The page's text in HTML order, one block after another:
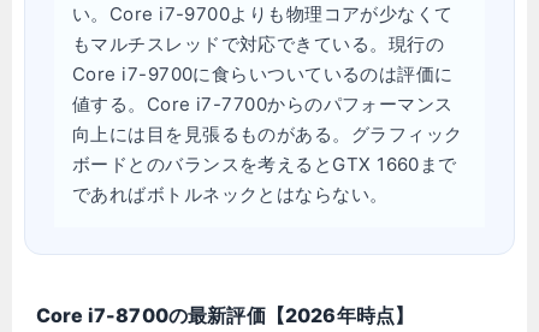
い。Core i7-9700よりも物理コアが少なくて
もマルチスレッドで対応できている。現行の
Core i7-9700に食らいついているのは評価に
値する。Core i7-7700からのパフォーマンス
向上には目を見張るものがある。グラフィック
ボードとのバランスを考えるとGTX 1660まで
であればボトルネックとはならない。
Core i7-8700の最新評価【2026年時点】